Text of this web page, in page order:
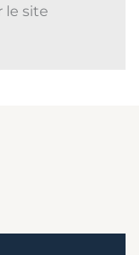
le site